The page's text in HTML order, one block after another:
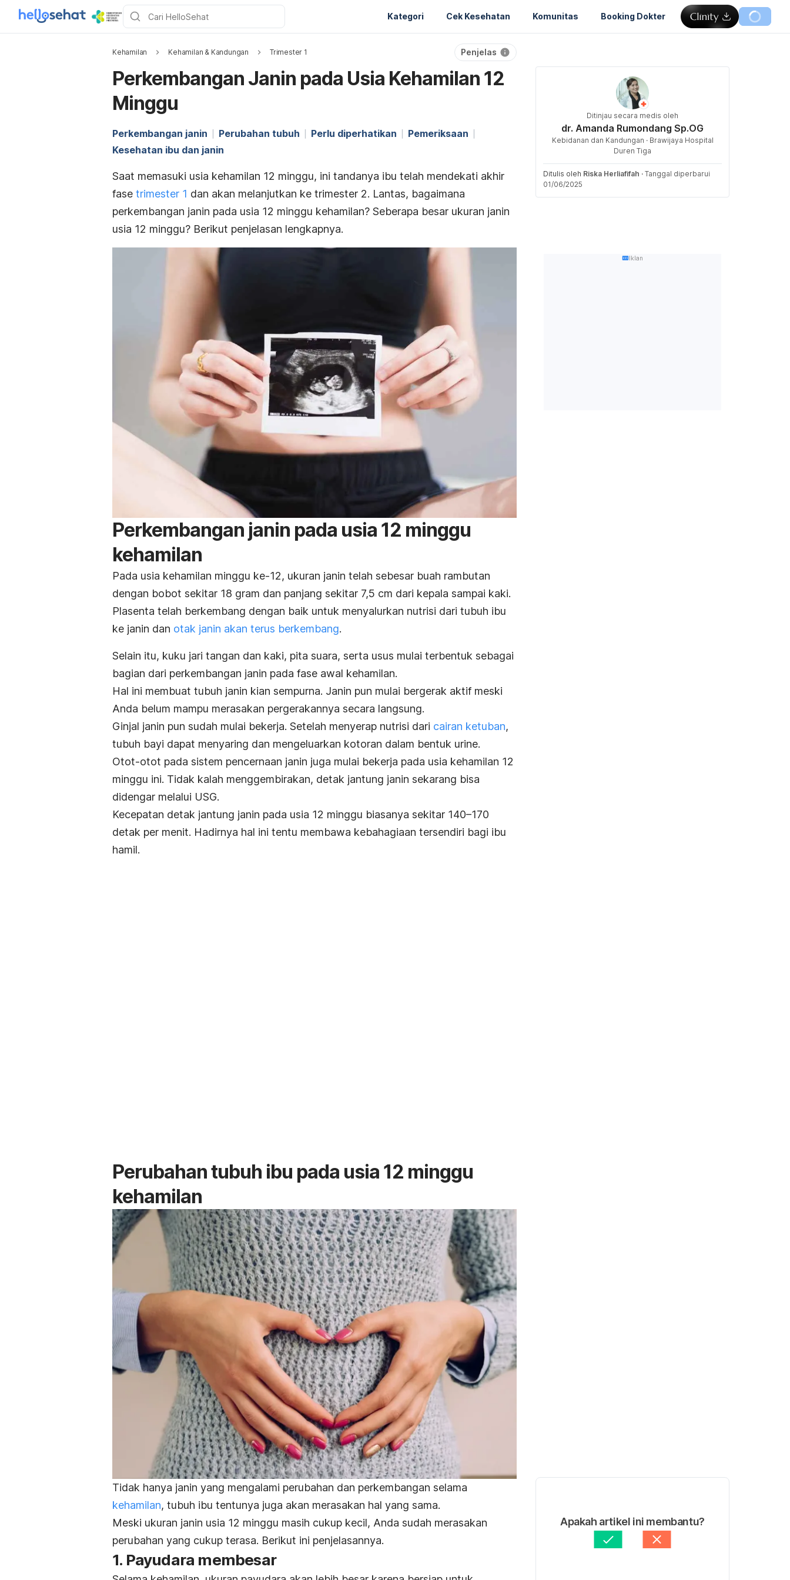
Kategori Cek Kesehatan Komunitas Booking Dokter
Kehamilan Kehamilan & Kandungan Trimester 1 Penjelas
Perkembangan Janin pada Usia Kehamilan 12
Minggu
Perkembangan janin Perubahan tubuh Perlu diperhatikan
Pemeriksaan
Kesehatan ibu dan janin
Saat memasuki usia kehamilan 12 minggu, ini tandanya ibu telah mendekati akhir
fase trimester 1 dan akan melanjutkan ke trimester 2. Lantas, bagaimana
perkembangan janin pada usia 12 minggu kehamilan? Seberapa besar ukuran janin
usia 12 minggu? Berikut penjelasan lengkapnya.
Perkembangan janin pada usia 12 minggu
kehamilan
Pada usia kehamilan minggu ke-12, ukuran janin telah sebesar buah rambutan
dengan bobot sekitar 18 gram dan panjang sekitar 7,5 cm dari kepala sampai kaki.
Plasenta telah berkembang dengan baik untuk menyalurkan nutrisi dari tubuh ibu
ke janin dan otak janin akan terus berkembang.
Selain itu, kuku jari tangan dan kaki, pita suara, serta usus mulai terbentuk sebagai
bagian dari perkembangan janin pada fase awal kehamilan.
Hal ini membuat tubuh janin kian sempurna. Janin pun mulai bergerak aktif meski
Anda belum mampu merasakan pergerakannya secara langsung.
Ginjal janin pun sudah mulai bekerja. Setelah menyerap nutrisi dari cairan ketuban,
tubuh bayi dapat menyaring dan mengeluarkan kotoran dalam bentuk urine.
Otot-otot pada sistem pencernaan janin juga mulai bekerja pada usia kehamilan 12
minggu ini. Tidak kalah menggembirakan, detak jantung janin sekarang bisa
didengar melalui USG.
Kecepatan detak jantung janin pada usia 12 minggu biasanya sekitar 140–170
detak per menit. Hadirnya hal ini tentu membawa kebahagiaan tersendiri bagi ibu
hamil.
Perubahan tubuh ibu pada usia 12 minggu
kehamilan
Tidak hanya janin yang mengalami perubahan dan perkembangan selama
kehamilan, tubuh ibu tentunya juga akan merasakan hal yang sama.
Meski ukuran janin usia 12 minggu masih cukup kecil, Anda sudah merasakan
perubahan yang cukup terasa. Berikut ini penjelasannya.
1. Payudara membesar
Ditinjau secara medis oleh
dr. Amanda Rumondang Sp.OG
Kebidanan dan Kandungan · Brawijaya Hospital
Duren Tiga
Ditulis oleh Riska Herliafifah · Tanggal diperbarui
01/06/2025
Iklan
Apakah artikel ini membantu?